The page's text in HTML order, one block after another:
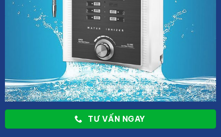
TƯ VẤN NGAY